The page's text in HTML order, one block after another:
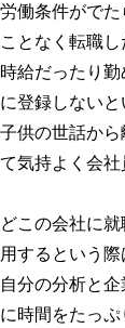
労働条件がで
ことなく転職
時給だったり
に登録しない
子供の世話か
て気持よく会社
どこの会社に
用するという
自分の分析と
に時間をたっぷ